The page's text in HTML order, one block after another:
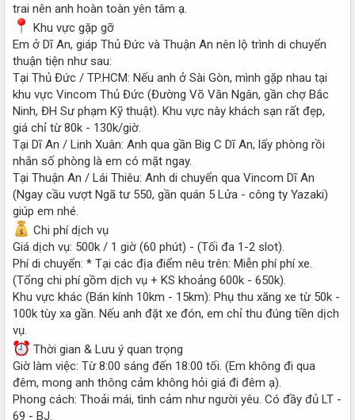
trai nên anh hoàn toàn yên tâm ạ.
Khu vực gặp gỡ
Em ở Dĩ An, giáp Thủ Đức và Thuận An nên lộ trình di chuyển
thuận tiện như sau:
Tại Thủ Đức / TP.HCM: Nếu anh ở Sài Gòn, mình gặp nhau tại
khu vực Vincom Thủ Đức (Đường Võ Văn Ngân, gần chợ Bắc
Ninh, ĐH Sư phạm Kỹ thuật). Khu vực này khách sạn rất đẹp,
giá chỉ từ 80k - 130k/giờ.
Tại Dĩ An / Linh Xuân: Anh qua gần Big C Dĩ An, lấy phòng rồi
nhắn số phòng là em có mặt ngay.
Tại Thuận An / Lái Thiêu: Anh di chuyển qua Vincom Dĩ An
(Ngay cầu vượt Ngã tư 550, gần quán 5 Lửa - công ty Yazaki)
giúp em nhé.
Chi phí dịch vụ
Giá dịch vụ: 500k / 1 giờ (60 phút) - (Tối đa 1-2 slot).
Phí di chuyển: * Tại các địa điểm nêu trên: Miễn phí phí xe.
(Tổng chi phí gồm dịch vụ + KS khoảng 600k - 650k).
Khu vực khác (Bán kính 10km - 15km): Phụ thu xăng xe từ 50k -
100k tùy xa gần. Nếu anh đặt xe đón, em chỉ thu đúng tiền dịch
vụ.
Thời gian & Lưu ý quan trọng
Giờ làm việc: Từ 8:00 sáng đến 18:00 tối. (Em không đi qua
đêm, mong anh thông cảm không hỏi giá đi đêm ạ).
Phong cách: Thoải mái, tình cảm như người yêu. Có đầy đủ LT -
69 - BJ.